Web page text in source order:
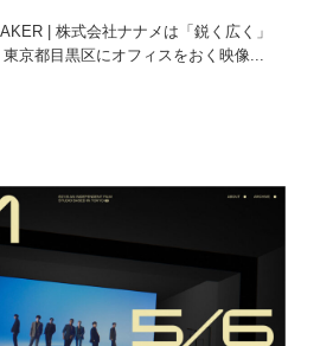
| 株式会社ナナメは「鋭く広く」
京都目黒区にオフィスをおく映像...